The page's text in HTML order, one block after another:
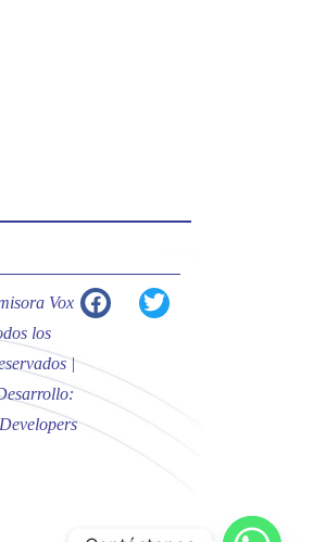
con el presbítero
Twitter
@emisoravoxdei
de vida eterna”
Vox
los
|